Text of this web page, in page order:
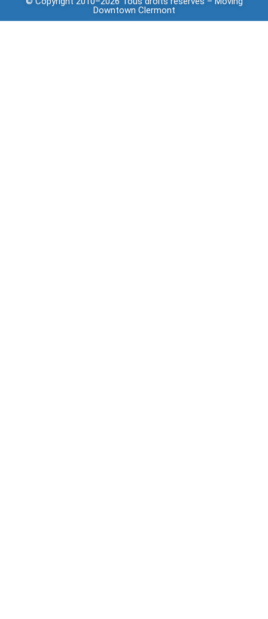
Downtown Clermont